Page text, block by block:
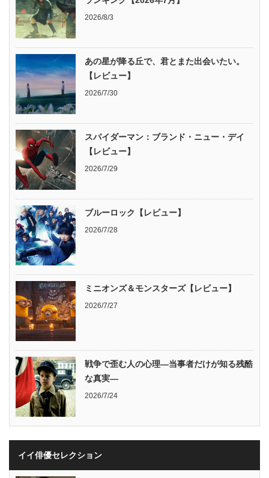
2026/8/3
あの星が降る丘で、君とまた出会いたい。
【レビュー】
2026/7/30
スパイダーマン：ブランド・ニュー・デイ
【レビュー】
2026/7/29
ブルーロック【レビュー】
2026/7/28
ミニオンズ＆モンスターズ【レビュー】
2026/7/27
戦争で歪む人の心理―当事者だけが知る残酷
な真実―
2026/7/24
イイ俳優セレクション